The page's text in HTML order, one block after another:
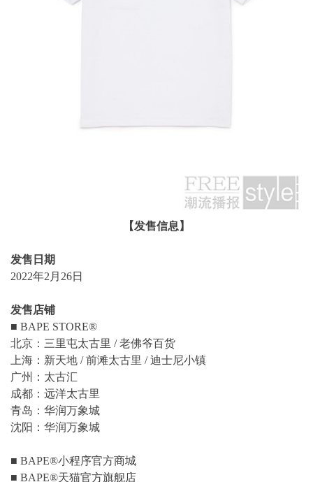
【发售信息】
发售日期
2022年2月26日
发售店铺
■ BAPE STORE®
北京：三里屯太古里 / 老佛爷百货
上海：新天地 / 前滩太古里 / 迪士尼小镇
广州：太古汇
成都：远洋太古里
青岛：华润万象城
沈阳：华润万象城
■ BAPE®小程序官方商城
■ BAPE®天猫官方旗舰店